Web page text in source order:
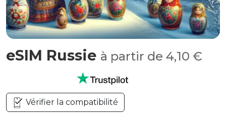
eSIM Russie à partir de 4,10 €
Vérifier la compatibilité